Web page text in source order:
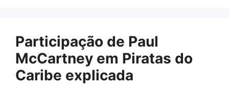
Participação de Paul
McCartney em Piratas do
Caribe explicada